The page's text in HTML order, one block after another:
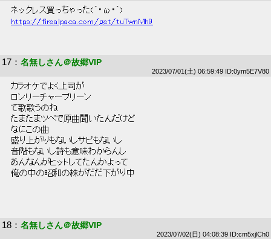
ネックレス買っちゃった(´・ω・｀)
https://firealpaca.com/get/tuTwnMh9
17 ： 名無しさん＠故郷VIP
2023/07/01(土) 06:59:49 ID:0ym5E7V80
カラオケでよく上司が
ロンリーチャープリーン
て歌歌うのね
たまたまツベで原曲聞いたんだけど
なにこの曲
盛り上がりもないしサビもないし
音階もないし詩も意味わからんし
あんなんがヒットしてたんかよって
俺の中の昭和の株がだだ下がり中
18 ： 名無しさん＠故郷VIP
2023/07/02(日) 04:08:39 ID:cm5xjlCh0